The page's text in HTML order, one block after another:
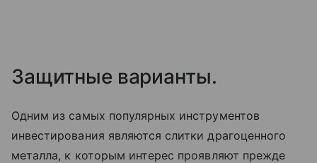
Защитные варианты.
Одним из самых популярных инструментов
инвестирования являются слитки драгоценного
металла, к которым интерес проявляют прежде